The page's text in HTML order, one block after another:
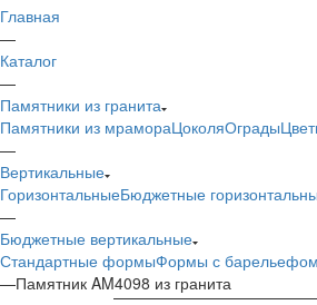
Главная
—
Каталог
—
Памятники из гранита
Памятники из мрамораЦоколяОграды
—
Вертикальные
ГоризонтальныеБюджетные
—
Бюджетные вертикальные
Стандартные формыФормы с барельефом
—Памятник AM4098 из гранита